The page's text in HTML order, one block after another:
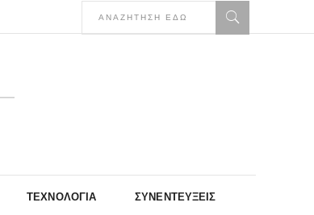
ΤΕΧΝΟΛΟΓΊΑ ΣΥΝΕΝΤΕΎΞΕΙΣ